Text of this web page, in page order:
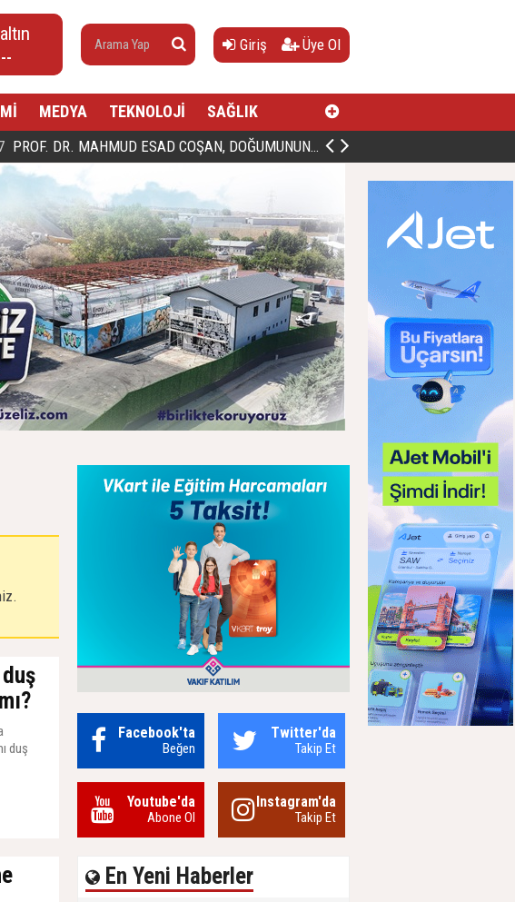
Giriş Üye Ol
MEDYA TEKNOLOJİ SAĞLIK
PROF. DR. MAHMUD ESAD COŞAN, DOĞUMUNUN HİCRÎ 91. YILINDA ELAZIĞ'DA YÂD EDİLECEK
duş
Facebook'ta
Beğen
Twitter'da
Takip Et
Youtube'da
Abone Ol
Instagram'da
Takip Et
En Yeni Haberler